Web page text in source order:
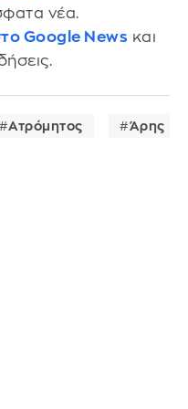
νέα.
Google News και
Ατρόμητος Άρης